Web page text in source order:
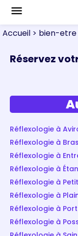
menu
Accueil > bien-etre
Réservez
Réflexologie à
Réflexologie à
Réflexologie à
Réflexologie à
Réflexologie à
Réflexologie à
Réflexologie à Port
Réflexologie à